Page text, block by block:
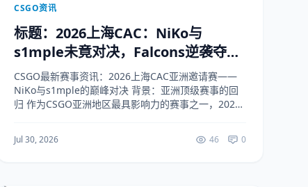
CSGO资讯
标题：2026上海CAC：NiKo与
s1mple未竟对决，Falcons逆袭夺冠
创亚洲新篇
CSGO最新赛事资讯：2026上海CAC亚洲邀请赛——
NiKo与s1mple的巅峰对决 背景：亚洲顶级赛事的回
归 作为CSGO亚洲地区最具影响力的赛事之一，2026
Jul 30, 2026 46 0